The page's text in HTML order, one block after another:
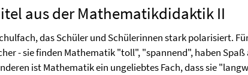
aus der Mathematikdidaktik II
das Schüler und Schülerinnen stark polarisiert.
- sie finden Mathematik "toll", "spannend", haben
ist Mathematik ein ungeliebtes Fach, dass sie